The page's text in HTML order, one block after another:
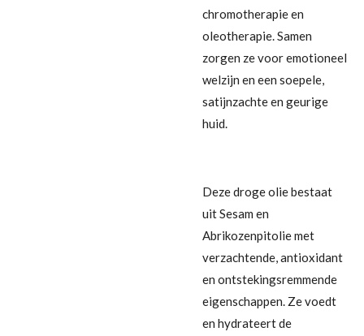
chromotherapie en
oleotherapie. Samen
zorgen ze voor emotioneel
welzijn en een soepele,
satijnzachte en geurige
huid.
Deze droge olie bestaat
uit Sesam en
Abrikozenpitolie met
verzachtende, antioxidant
en ontstekingsremmende
eigenschappen. Ze voedt
en hydrateert de